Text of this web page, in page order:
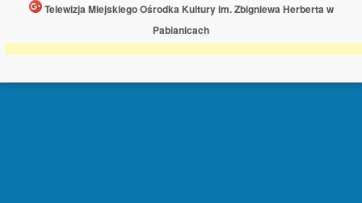
Telewizja Miejskiego Ośrodka Kultury im. Zbigniewa Herberta w
Pabianicach